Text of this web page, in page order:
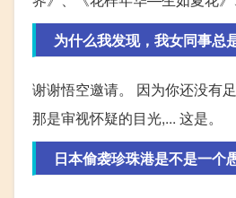
为什么我发现，我女同事总
谢谢悟空邀请。 因为你还没有
那是审视怀疑的目光,... 这是。
日本偷袭珍珠港是不是一个